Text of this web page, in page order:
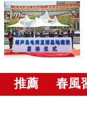
推薦 春風